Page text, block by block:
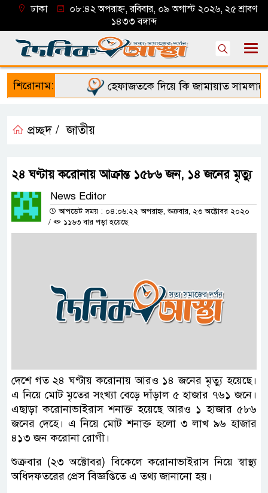
ঢাকা
০৮:৪২ অপরাহ্ন, রবিবার, ০৯ অগাস্ট ২০২৬, ২৫ শ্রাবণ
১৪৩৩ বঙ্গাব্দ
শিরোনাম: হেফাজতকে দিয়ে কি জামায়াত সামলাতে
প্রচ্ছদ / জাতীয়
২৪ ঘণ্টায় করোনায় আক্রান্ত ১৫৮৬ জন, ১৪ জনের মৃত্যু
News Editor
আপডেট সময় : ০৪:০৬:২২ অপরাহ্ন, শুক্রবার, ২৩ অক্টোবর ২০২০
/
১১৬৩ বার পড়া হয়েছে
দেশে গত ২৪ ঘণ্টায় করোনায় আরও ১৪ জনের মৃত্যু হয়েছে।
এ নিয়ে মোট মৃতের সংখ্যা বেড়ে দাঁড়াল ৫ হাজার ৭৬১ জনে।
এছাড়া করোনাভাইরাস শনাক্ত হয়েছে আরও ১ হাজার ৫৮৬
জনের দেহে। এ নিয়ে মোট শনাক্ত হলো ৩ লাখ ৯৬ হাজার
৪১৩ জন করোনা রোগী।
শুক্রবার (২৩ অক্টোবর) বিকেলে করোনাভাইরাস নিয়ে স্বাস্থ্য
অধিদফতরের প্রেস বিজ্ঞপ্তিতে এ তথ্য জানানো হয়।